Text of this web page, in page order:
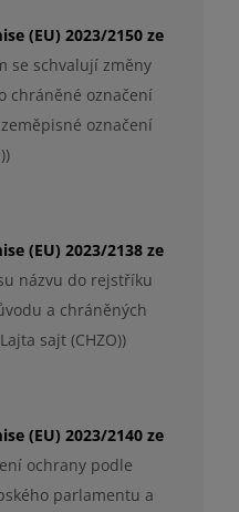
(EU) 2023/2150 ze
se schvalují změny
chráněné označení
označení
(EU) 2023/2138 ze
názvu do rejstříku
a chráněných
sajt (CHZO))
(EU) 2023/2140 ze
ochrany podle
parlamentu a